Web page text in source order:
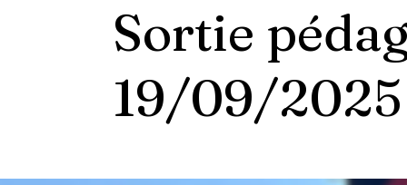
Sortie
19/09/2025